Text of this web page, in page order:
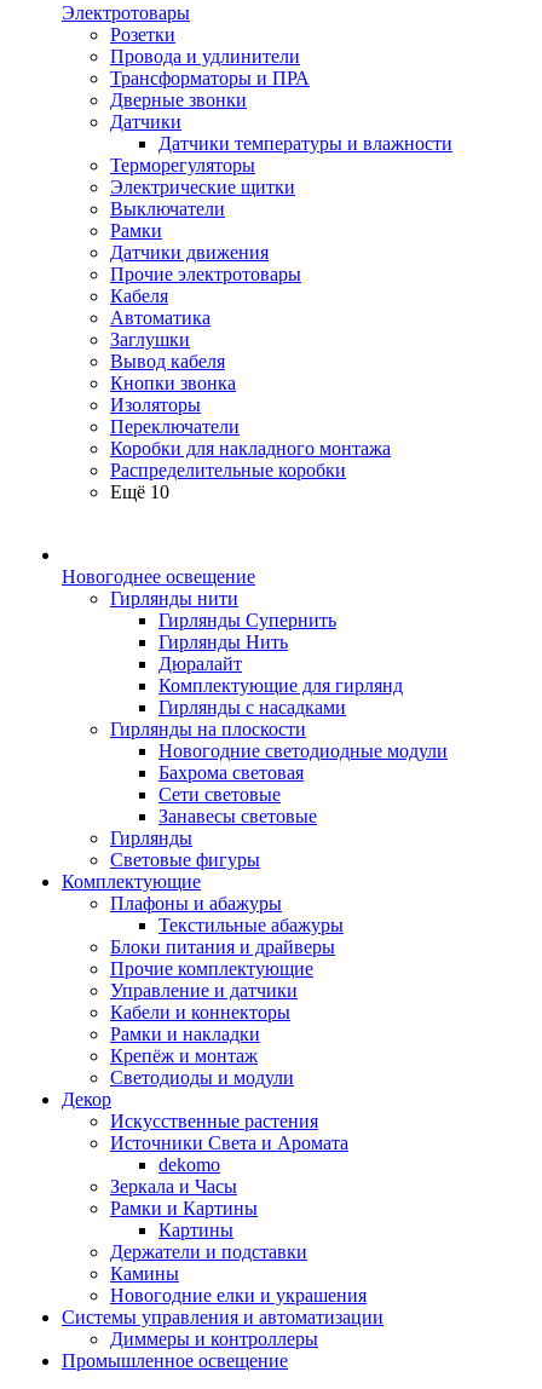
Электротовары
Розетки
Провода и удлинители
Трансформаторы и ПРА
Дверные звонки
Датчики
Датчики температуры и влажности
Терморегуляторы
Электрические щитки
Выключатели
Рамки
Датчики движения
Прочие электротовары
Кабеля
Автоматика
Заглушки
Вывод кабеля
Кнопки звонка
Изоляторы
Переключатели
Коробки для накладного монтажа
Распределительные коробки
Ещё 10
Новогоднее освещение
Гирлянды нити
Гирлянды Супернить
Гирлянды Нить
Дюралайт
Комплектующие для гирлянд
Гирлянды с насадками
Гирлянды на плоскости
Новогодние светодиодные модули
Бахрома световая
Сети световые
Занавесы световые
Гирлянды
Световые фигуры
Комплектующие
Плафоны и абажуры
Текстильные абажуры
Блоки питания и драйверы
Прочие комплектующие
Управление и датчики
Кабели и коннекторы
Рамки и накладки
Крепёж и монтаж
Светодиоды и модули
Декор
Искусственные растения
Источники Света и Аромата
dekomo
Зеркала и Часы
Рамки и Картины
Картины
Держатели и подставки
Камины
Новогодние елки и украшения
Системы управления и автоматизации
Диммеры и контроллеры
Промышленное освещение